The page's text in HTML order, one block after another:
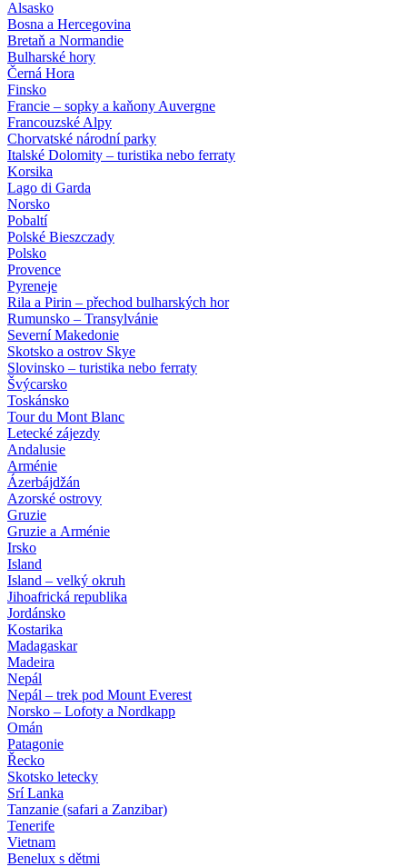
Alsasko
Bosna a Hercegovina
Bretaň a Normandie
Bulharské hory
Černá Hora
Finsko
Francie – sopky a kaňony Auvergne
Francouzské Alpy
Chorvatské národní parky
Italské Dolomity – turistika nebo ferraty
Korsika
Lago di Garda
Norsko
Pobaltí
Polské Bieszczady
Polsko
Provence
Pyreneje
Rila a Pirin – přechod bulharských hor
Rumunsko – Transylvánie
Severní Makedonie
Skotsko a ostrov Skye
Slovinsko – turistika nebo ferraty
Švýcarsko
Toskánsko
Tour du Mont Blanc
Letecké zájezdy
Andalusie
Arménie
Ázerbájdžán
Azorské ostrovy
Gruzie
Gruzie a Arménie
Irsko
Island
Island – velký okruh
Jihoafrická republika
Jordánsko
Kostarika
Madagaskar
Madeira
Nepál
Nepál – trek pod Mount Everest
Norsko – Lofoty a Nordkapp
Omán
Patagonie
Řecko
Skotsko letecky
Srí Lanka
Tanzanie (safari a Zanzibar)
Tenerife
Vietnam
Benelux s dětmi